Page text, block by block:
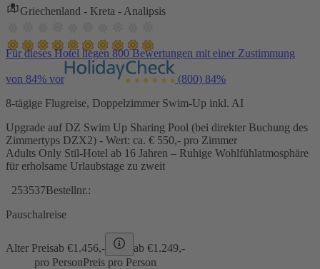
Griechenland - Kreta - Analipsis
Für dieses Hotel liegen 800 Bewertungen mit einer Zustimmung
von 84% vor (800) 84%
8-tägige Flugreise, Doppelzimmer Swim-Up inkl. AI
Upgrade auf DZ Swim Up Sharing Pool (bei direkter Buchung des
Zimmertyps DZX2) - Wert: ca. € 550,- pro Zimmer
Adults Only Stil-Hotel ab 16 Jahren – Ruhige Wohlfühlatmosphäre
für erholsame Urlaubstage zu zweit
253537Bestellnr.:
Pauschalreise
Alter Preisab €1.456,- ab €1.249,-
pro PersonPreis pro Person